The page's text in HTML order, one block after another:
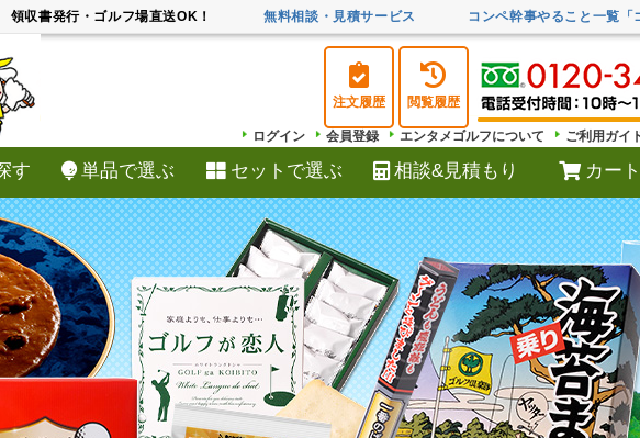
領収書発行・ゴルフ場直送OK！ 無料相談・見積サービス コンペ幹事やること一覧「
注文履歴 閲覧履歴
ログイン
会員登録 エンタメゴルフについて ご利用ガイ
す 単品で選ぶ セットで選ぶ 相談&見積もり カート
検索